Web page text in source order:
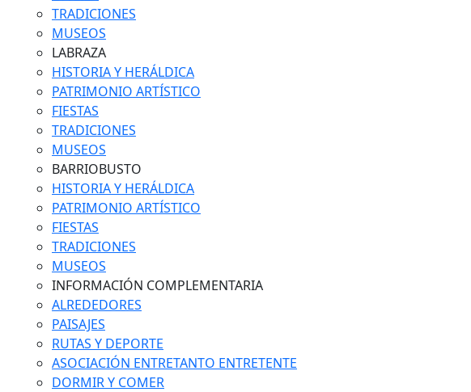
TRADICIONES
MUSEOS
LABRAZA
HISTORIA Y HERÁLDICA
PATRIMONIO ARTÍSTICO
FIESTAS
TRADICIONES
MUSEOS
BARRIOBUSTO
HISTORIA Y HERÁLDICA
PATRIMONIO ARTÍSTICO
FIESTAS
TRADICIONES
MUSEOS
INFORMACIÓN COMPLEMENTARIA
ALREDEDORES
PAISAJES
RUTAS Y DEPORTE
ASOCIACIÓN ENTRETANTO ENTRETENTE
DORMIR Y COMER